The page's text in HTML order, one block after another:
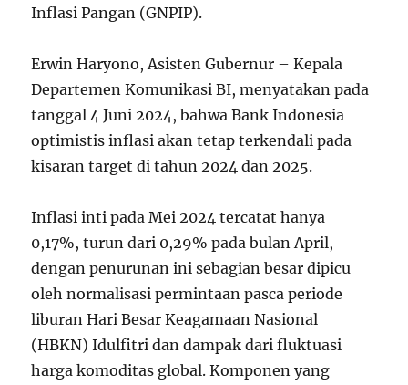
Inflasi Pangan (GNPIP).
Erwin Haryono, Asisten Gubernur – Kepala
Departemen Komunikasi BI, menyatakan pada
tanggal 4 Juni 2024, bahwa Bank Indonesia
optimistis inflasi akan tetap terkendali pada
kisaran target di tahun 2024 dan 2025.
Inflasi inti pada Mei 2024 tercatat hanya
0,17%, turun dari 0,29% pada bulan April,
dengan penurunan ini sebagian besar dipicu
oleh normalisasi permintaan pasca periode
liburan Hari Besar Keagamaan Nasional
(HBKN) Idulfitri dan dampak dari fluktuasi
harga komoditas global. Komponen yang